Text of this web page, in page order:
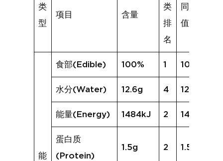
类
型
项目 含量
类
排
名
同类均
值
能
食部(Edible) 100% 1 100%
水分(Water) 12.6g 4 12.3g
能量(Energy) 1484kJ 2 1475kJ
蛋白质
(Protein)
1.5g 2 1.5g